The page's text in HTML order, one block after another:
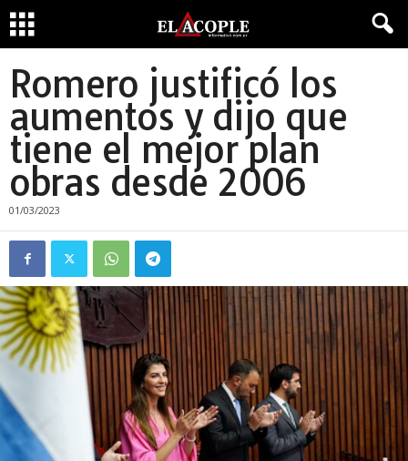
Romero justificó los
aumentos y dijo que
tiene el mejor plan
obras desde 2006
01/03/2023